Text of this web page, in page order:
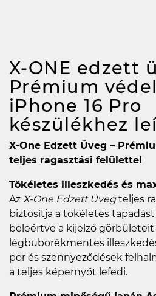
X-ONE edzett
Prémium
iPhone 16 Pro
készülékhez
X-One Edzett Üveg –
teljes ragasztási felülettel
Tökéletes illeszkedés és
Az X-One Edzett Üvegteljes
biztosítja a tökéletes
beleértve a kijelző görbületeit
légbuborékmentes
por és szennyeződések
a teljes képernyőt lefedi.